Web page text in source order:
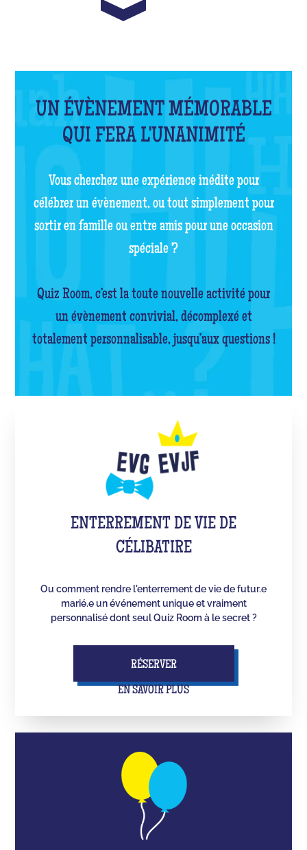
UN ÉVÈNEMENT MÉMORABLE
QUI FERA L'UNANIMITÉ
Vous cherchez une expérience inédite pour
célébrer un évènement, ou tout simplement pour
sortir en famille ou entre amis pour une occasion
spéciale ?
Quiz Room, c’est la toute nouvelle activité pour
un évènement convivial, décomplexé et
totalement personnalisable, jusqu’aux questions !
ENTERREMENT DE VIE DE
CÉLIBATIRE
Ou comment rendre l'enterrement de vie de futur.e
marié.e un événement unique et vraiment
personnalisé dont seul Quiz Room à le secret ?
RÉSERVER
EN SAVOIR PLUS